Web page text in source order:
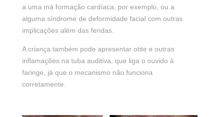
a uma má formação cardíaca, por exemplo, ou a
alguma síndrome de deformidade facial com outras
implicações além das fendas.
A criança também pode apresentar otite e outras
inflamações na tuba auditiva, que liga o ouvido à
faringe, já que o mecanismo não funciona
corretamente.